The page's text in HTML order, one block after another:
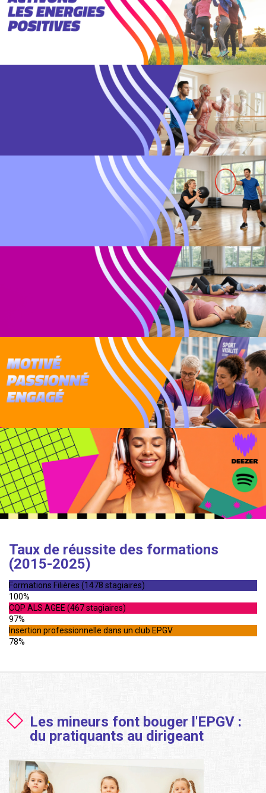
Taux de réussite des formations
(2015-2025)
Formations Filières (1478 stagiaires)
100%
CQP ALS AGEE (467 stagiaires)
97%
Insertion professionnelle dans un club EPGV
78%
Les mineurs font bouger l'EPGV :
du pratiquants au dirigeant